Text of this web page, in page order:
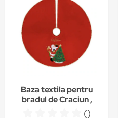
Baza textila pentru
bradul de Craciun ,
()